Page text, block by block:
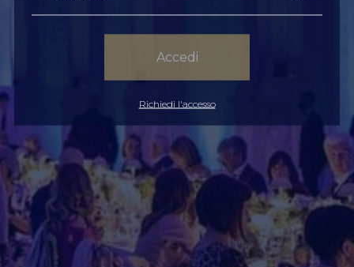
Accedi
Richiedi l'accesso